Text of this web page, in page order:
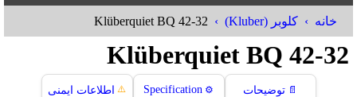
خانه کلوبر (Kluber) Klüberquiet BQ 42-32‎
Klüberquiet BQ 42-32‎
📄 توضیحات ⚙️
Specification
⚠️ اطلاعات ایمنی